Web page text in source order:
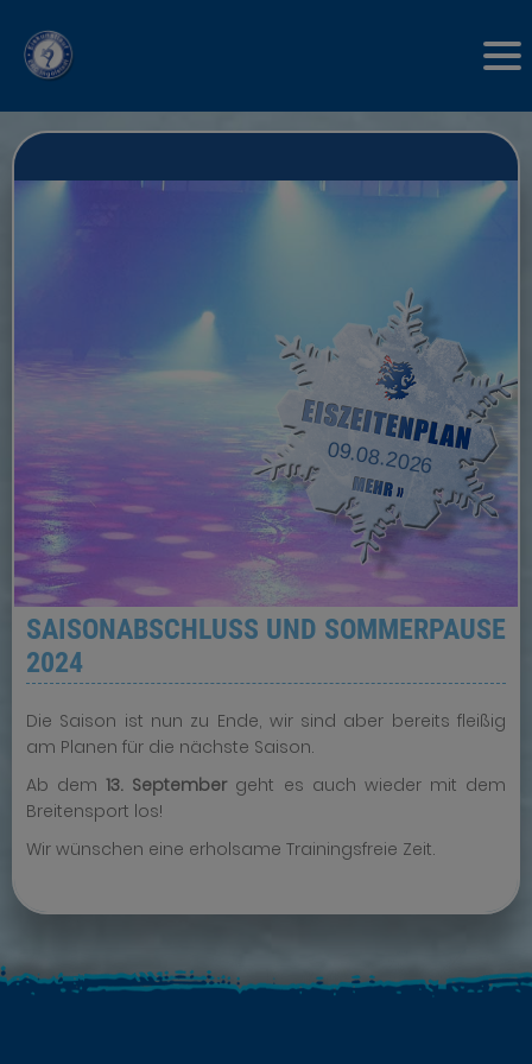
09.08.2026
SAISONABSCHLUSS UND SOMMERPAUSE
2024
Die Saison ist nun zu Ende, wir sind aber bereits fleißig
am Planen für die nächste Saison.
Ab dem13. Septembergeht es auch wieder mit dem
Breitensport los!
Wir wünschen eine erholsame Trainingsfreie Zeit.